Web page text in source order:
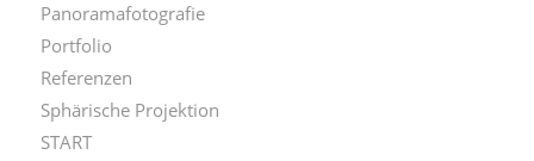
Panoramafotografie
Portfolio
Referenzen
Sphärische Projektion
START